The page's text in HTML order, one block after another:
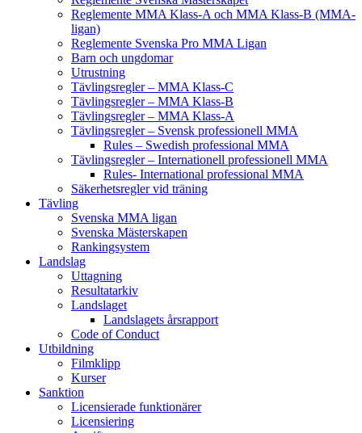
Reglemente MMA Klass-A och MMA Klass-B (MMA-
ligan)
Reglemente Svenska Pro MMA Ligan
Barn och ungdomar
Utrustning
Tävlingsregler – MMA Klass-C
Tävlingsregler – MMA Klass-B
Tävlingsregler – MMA Klass-A
Tävlingsregler – Svensk professionell MMA
Rules – Swedish professional MMA
Tävlingsregler – Internationell professionell MMA
Rules- International professional MMA
Säkerhetsregler vid träning
Tävling
Svenska MMA ligan
Svenska Mästerskapen
Rankingsystem
Landslag
Uttagning
Resultatarkiv
Landslaget
Landslagets årsrapport
Code of Conduct
Utbildning
Filmklipp
Kurser
Sanktion
Licensierade funktionärer
Licensiering